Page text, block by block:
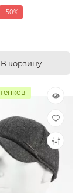
-50%
В корзину